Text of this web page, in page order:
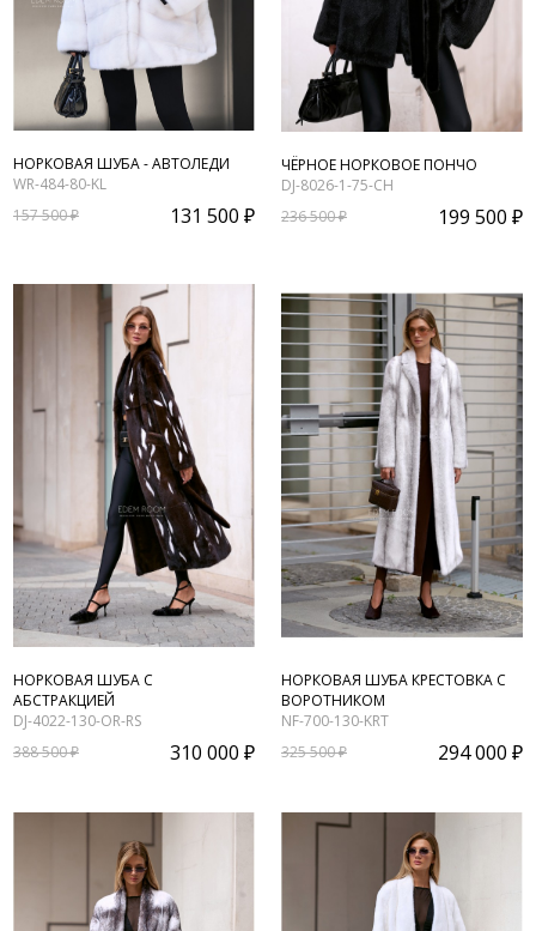
НОРКОВАЯ ШУБА - АВТОЛЕДИ
WR-484-80-KL
157 500 ₽
131 500 ₽
ЧЁРНОЕ НОРКОВОЕ ПОНЧО
DJ-8026-1-75-CH
236 500 ₽
199 500 ₽
НОРКОВАЯ ШУБА С
АБСТРАКЦИЕЙ
DJ-4022-130-OR-RS
388 500 ₽
310 000 ₽
НОРКОВАЯ ШУБА КРЕСТОВКА С
ВОРОТНИКОМ
NF-700-130-KRT
325 500 ₽
294 000 ₽